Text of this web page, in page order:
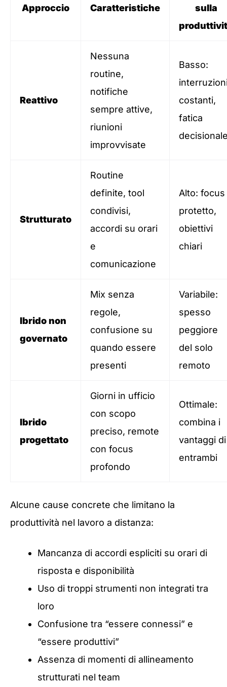
Approccio Caratteristiche
sulla
Reattivo
Nessuna
routine,
notifiche
sempre attive,
riunioni
improvvisate
Basso:
costanti,
fatica
Strutturato
Routine
definite, tool
condivisi,
accordi su orari
e
comunicazione
Alto: focus
protetto,
obiettivi
chiari
Ibrido non
governato
Mix senza
regole,
confusione su
quando essere
presenti
Variabile:
spesso
peggiore
del solo
remoto
Ibrido
progettato
Giorni in ufficio
con scopo
preciso, remote
con focus
profondo
Ottimale:
combina i
vantaggi di
entrambi
Alcune cause concrete che limitano la
produttività nel lavoro a distanza:
Mancanza di accordi espliciti su orari di
risposta e disponibilità
Uso di troppi strumenti non integrati tra
loro
Confusione tra “essere connessi” e
“essere produttivi”
Assenza di momenti di allineamento
strutturati nel team